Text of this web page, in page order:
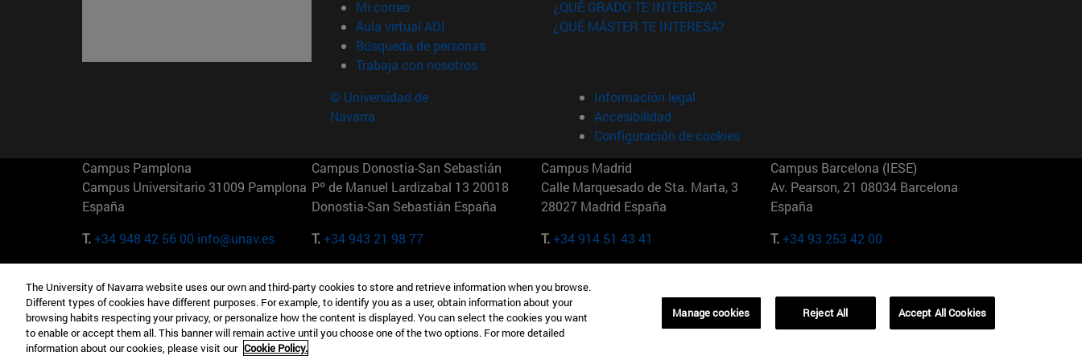
Mi correo(abre en nueva ventana)
Aula virtual ADI (abre en nueva ventana)
Búsqueda de personas(abre en nueva ventana)
Trabaja con nosotros(abre en nueva ventana)
¿QUÉ GRADO TE INTERESA?
¿QUÉ MÁSTER TE INTERESA?
© Universidad de
Navarra
Información legal
Accesibilidad
Configuración de cookies
Campus Pamplona
Campus Universitario 31009 Pamplona
España
T.+34 948 42 56 00 info@unav.es
Campus Donostia-San Sebastián
Pº de Manuel Lardizabal 13 20018
Donostia-San Sebastián España
T.+34 943 21 98 77
Campus Madrid
Calle Marquesado de Sta. Marta, 3
28027 Madrid España
T.+34 914 51 43 41
Campus Barcelona (IESE)
Av. Pearson, 21 08034 Barcelona
España
T.+34 93 253 42 00
Camino del Cerro Águila 3 28023
Madrid España
T.+34 912 11 30 00
165 W 57th St 10019-2201 Nueva York
EE.UU
T.+1 646 346 8850
Maria-Theresia-Straße 15 81675
Múnich Alemania
T.+49 89 24209790
01321001 Bela Vista Brasil
The University of Navarra website uses our own and third-party cookies to store and retrieve information when you browse.
Different types of cookies have different purposes. For example, to identify you as a user, obtain information about your
browsing habits respecting your privacy, or personalize how the content is displayed. You can select the cookies you want
to enable or accept them all. This banner will remain active until you choose one of the two options. For more detailed
information about our cookies, please visit our Cookie Policy.
Manage cookies Reject All Accept All Cookies